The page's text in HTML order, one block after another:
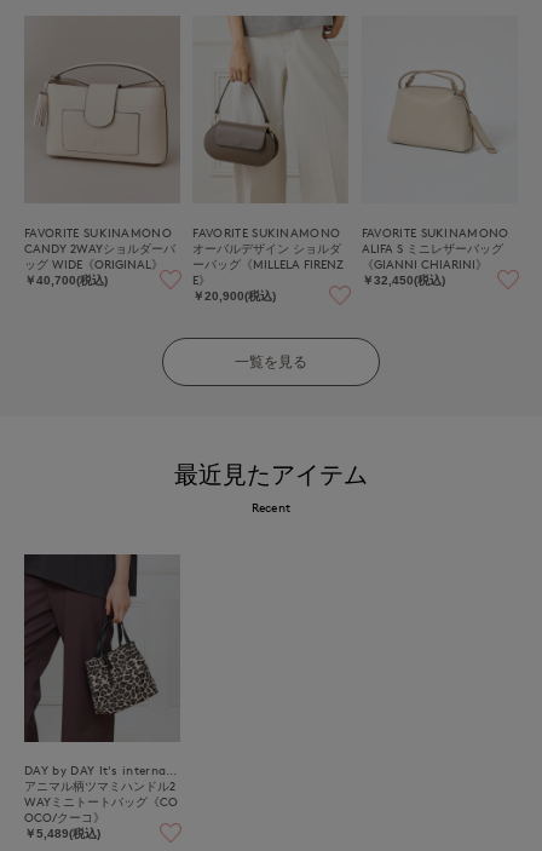
FAVORITE SUKINAMONO
CANDY 2WAYショルダーバ
ッグ WIDE《ORIGINAL》
￥40,700(税込)
FAVORITE SUKINAMONO
オーバルデザイン ショルダ
ーバッグ《MILLELA FIRENZ
E》
￥20,900(税込)
FAVORITE SUKINAMONO
ALIFA S ミニレザーバッグ
《GIANNI CHIARINI》
￥32,450(税込)
一覧を見る
最近見たアイテム
Recent
アニマル柄ツマミハンドル2
WAYミニトートバッグ《CO
OCO/クーコ》
￥5,489(税込)